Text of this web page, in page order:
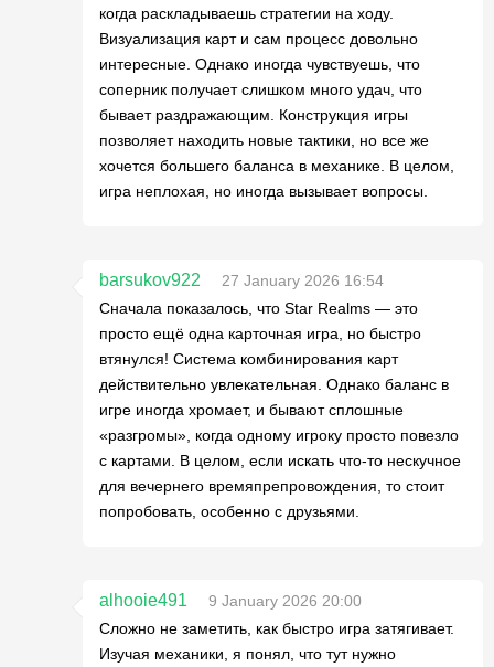
когда раскладываешь стратегии на ходу.
Визуализация карт и сам процесс довольно
интересные. Однако иногда чувствуешь, что
соперник получает слишком много удач, что
бывает раздражающим. Конструкция игры
позволяет находить новые тактики, но все же
хочется большего баланса в механике. В целом,
игра неплохая, но иногда вызывает вопросы.
barsukov922
27 January 2026 16:54
Сначала показалось, что Star Realms — это
просто ещё одна карточная игра, но быстро
втянулся! Система комбинирования карт
действительно увлекательная. Однако баланс в
игре иногда хромает, и бывают сплошные
«разгромы», когда одному игроку просто повезло
с картами. В целом, если искать что-то нескучное
для вечернего времяпрепровождения, то стоит
попробовать, особенно с друзьями.
alhooie491
9 January 2026 20:00
Сложно не заметить, как быстро игра затягивает.
Изучая механики, я понял, что тут нужно